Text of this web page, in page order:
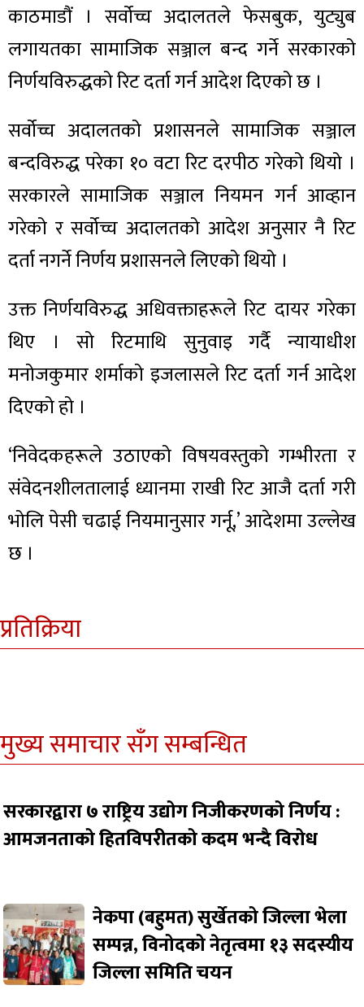
काठमाडौं । सर्वोच्च अदालतले फेसबुक, युट्युब
लगायतका सामाजिक सञ्जाल बन्द गर्ने सरकारको
निर्णयविरुद्धको रिट दर्ता गर्न आदेश दिएको छ ।
सर्वोच्च अदालतको प्रशासनले सामाजिक सञ्जाल
बन्दविरुद्ध परेका १० वटा रिट दरपीठ गरेको थियो ।
सरकारले सामाजिक सञ्जाल नियमन गर्न आव्हान
गरेको र सर्वोच्च अदालतको आदेश अनुसार नै रिट
दर्ता नगर्ने निर्णय प्रशासनले लिएको थियो ।
उक्त निर्णयविरुद्ध अधिवक्ताहरूले रिट दायर गरेका
थिए । सो रिटमाथि सुनुवाइ गर्दै न्यायाधीश
मनोजकुमार शर्माको इजलासले रिट दर्ता गर्न आदेश
दिएको हो ।
‘निवेदकहरूले उठाएको विषयवस्तुको गम्भीरता र
संवेदनशीलतालाई ध्यानमा राखी रिट आजै दर्ता गरी
भोलि पेसी चढाई नियमानुसार गर्नू,’ आदेशमा उल्लेख
छ ।
प्रतिक्रिया
मुख्य समाचार सँग सम्बन्धित
सरकारद्वारा ७ राष्ट्रिय उद्योग निजीकरणको निर्णय :
आमजनताको हितविपरीतको कदम भन्दै विरोध
नेकपा (बहुमत) सुर्खेतको जिल्ला भेला
सम्पन्न, विनोदको नेतृत्वमा १३ सदस्यीय
जिल्ला समिति चयन